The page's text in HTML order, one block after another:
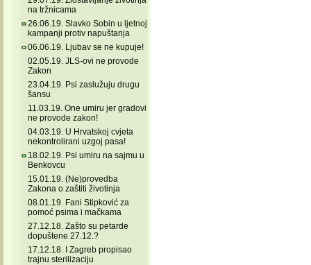
na tržnicama
26.06.19. Slavko Sobin u ljetnoj
kampanji protiv napuštanja
06.06.19. Ljubav se ne kupuje!
02.05.19. JLS-ovi ne provode
Zakon
23.04.19. Psi zaslužuju drugu
šansu
11.03.19. One umiru jer gradovi
ne provode zakon!
04.03.19. U Hrvatskoj cvjeta
nekontrolirani uzgoj pasa!
18.02.19. Psi umiru na sajmu u
Benkovcu
15.01.19. (Ne)provedba
Zakona o zaštiti životinja
08.01.19. Fani Stipković za
pomoć psima i mačkama
27.12.18. Zašto su petarde
dopuštene 27.12.?
17.12.18. I Zagreb propisao
trajnu sterilizaciju